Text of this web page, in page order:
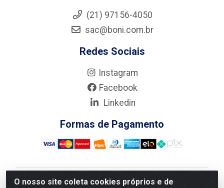
O nosso site coleta cookies próprios e de
(21) 97156-4050
sac@boni.com.br
Redes Sociais
Instagram
Facebook
Linkedin
Formas de Pagamento
Nova Boni Distribuidora de Material de Construção LTDA